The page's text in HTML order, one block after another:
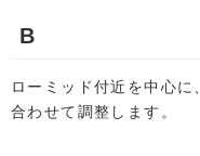
B
ローミッド付近を中心
合わせて調整します。